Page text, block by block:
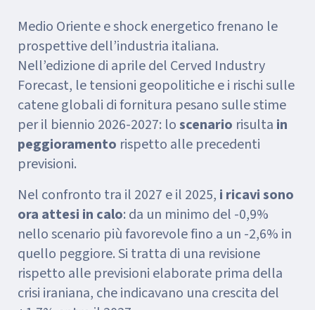
Medio Oriente e shock energetico frenano le
prospettive dell’industria italiana.
Nell’edizione di aprile del Cerved Industry
Forecast, le tensioni geopolitiche e i rischi sulle
catene globali di fornitura pesano sulle stime
per il biennio 2026-2027: loscenario risulta in
peggioramento rispetto alle precedenti
previsioni.
Nel confronto tra il 2027 e il 2025, i ricavi sono
ora attesi in calo: da un minimo del -0,9%
nello scenario più favorevole fino a un -2,6% in
quello peggiore. Si tratta di una revisione
rispetto alle previsioni elaborate prima della
crisi iraniana, che indicavano una crescita del